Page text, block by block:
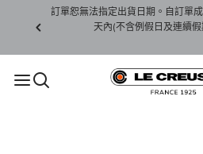
下水)，若
訂單恕無法指定出貨日期。自訂單
天內(不含例假日及連續假